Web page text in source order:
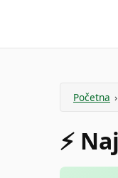
Početna ›
⚡️